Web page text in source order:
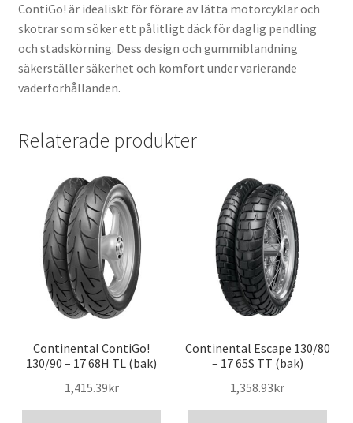
ContiGo! är idealiskt för förare av lätta motorcyklar och
skotrar som söker ett pålitligt däck för daglig pendling
och stadskörning. Dess design och gummiblandning
säkerställer säkerhet och komfort under varierande
väderförhållanden.
Relaterade produkter
Continental ContiGo!
130/90 – 17 68H TL (bak)
1,415.39kr
Continental Escape 130/80
– 17 65S TT (bak)
1,358.93kr